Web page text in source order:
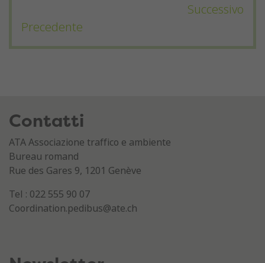
Successivo
Precedente
Contatti
ATA Associazione traffico e ambiente
Bureau romand
Rue des Gares 9, 1201 Genève
Tel : 022 555 90 07
Coordination.pedibus@ate.ch